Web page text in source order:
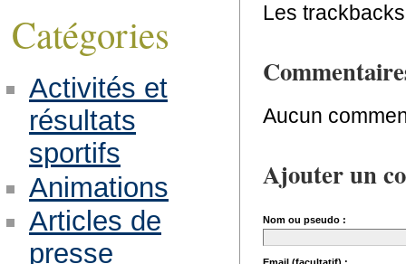
Les
Aucun
Ajouter un
Nom ou pseudo :
Catégories
Activités et
résultats
sportifs
Animations
Articles de
presse